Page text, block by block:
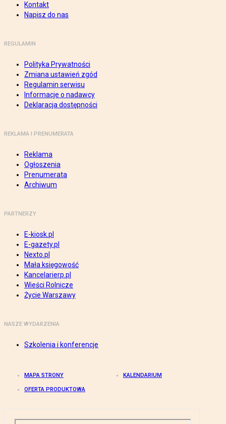
Kontakt
Napisz do nas
REGULAMIN
Polityka Prywatności
Zmiana ustawień zgód
Regulamin serwisu
Informacje o nadawcy
Deklaracja dostępności
REKLAMA I PRENUMERATA
Reklama
Ogłoszenia
Prenumerata
Archiwum
PARTNERZY
E-kiosk.pl
E-gazety.pl
Nexto.pl
Mała księgowość
Kancelarierp.pl
Wieści Rolnicze
Życie Warszawy
NASZE WYDARZENIA
Szkolenia i konferencje
MAPA STRONY KALENDARIUM
OFERTA PRODUKTOWA